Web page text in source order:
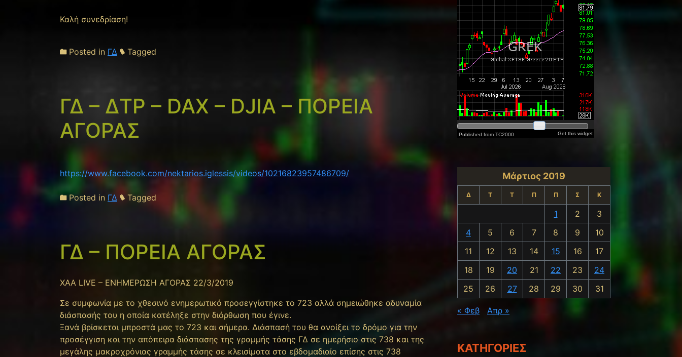
Καλή συνεδρίαση!
Posted in ΓΔ Tagged
ΓΔ – ΔΤΡ – DAX – DJIA – ΠΟΡΕΙΑ
ΑΓΟΡΑΣ
https://www.facebook.com/nektarios.iglessis/videos/10216823957486709/
Posted in ΓΔ Tagged
ΓΔ – ΠΟΡΕΙΑ ΑΓΟΡΑΣ
XAA LIVE – ΕΝΗΜΕΡΩΣΗ ΑΓΟΡΑΣ 22/3/2019
Σε συμφωνία με το χθεσινό ενημερωτικό προσεγγίστηκε το 723 αλλά σημειώθηκε αδυναμία
διάσπασής του η οποία κατέληξε στην διόρθωση που έγινε.
Ξανά βρίσκεται μπροστά μας το 723 και σήμερα. Διάσπασή του θα ανοίξει το δρόμο για την
προσέγγιση και την απόπειρα διάσπασης της γραμμής τάσης ΓΔ σε ημερήσιο στις 738 και της
μεγάλης μακροχρόνιας γραμμής τάσης σε κλεισίματα στο εβδομαδιαίο επίσης στις 738
Μάρτιος 2019
Δ Τ Τ Π Π Σ Κ
1 2
3
4
5 6 7 8 9
10
11
12 13 14 15 16
17
18
19 20 21 22 23
24
25
26 27 28 29 30 31
« Φεβ Απρ »
KΑΤΗΓΟΡΊΕΣ